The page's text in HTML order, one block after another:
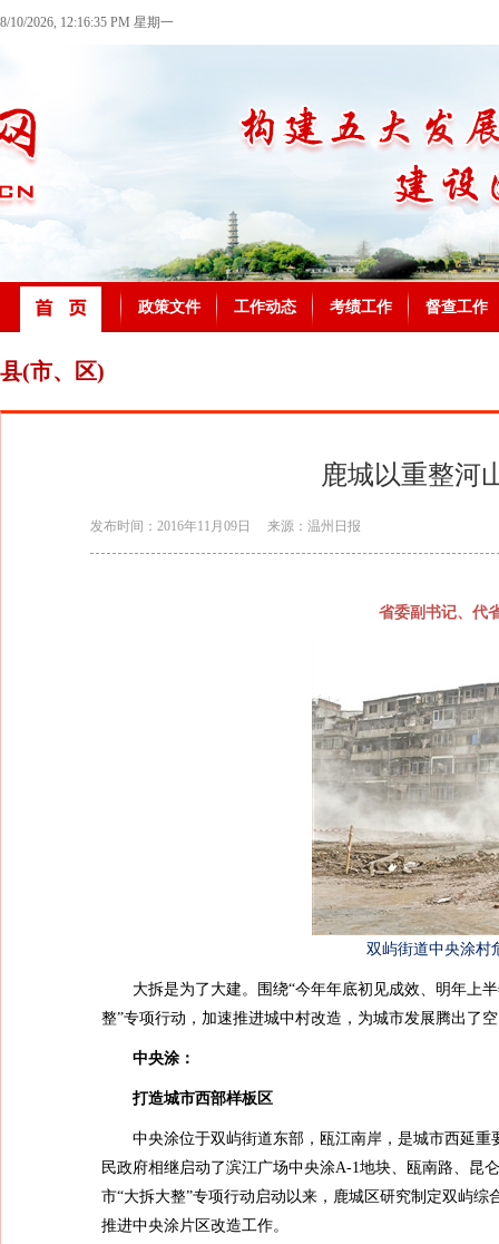
8/10/2026, 12:16:36 PM 星期一
政策文件 工作动态 考绩工作 督查工作
县(市、区)
鹿城以重整河
发布时间：2016年11月09日 来源：温州日报
省委副书记、代
双屿街道中央涂村
大拆是为了大建。围绕“今年年底初见成效、明年上
整”专项行动，加速推进城中村改造，为城市发展腾出了
中央涂：
打造城市西部样板区
中央涂位于双屿街道东部，瓯江南岸，是城市西延
民政府相继启动了滨江广场中央涂A-1地块、瓯南路、昆
市“大拆大整”专项行动启动以来，鹿城区研究制定双屿
推进中央涂片区改造工作。